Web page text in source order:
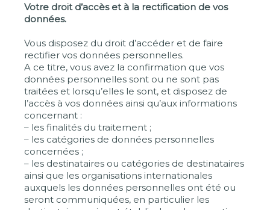
Votre droit d’accès et à la rectification de vos
données.
Vous disposez du droit d’accéder et de faire
rectifier vos données personnelles.
A ce titre, vous avez la confirmation que vos
données personnelles sont ou ne sont pas
traitées et lorsqu’elles le sont, et disposez de
l’accès à vos données ainsi qu’aux informations
concernant :
– les finalités du traitement ;
– les catégories de données personnelles
concernées ;
– les destinataires ou catégories de destinataires
ainsi que les organisations internationales
auxquels les données personnelles ont été ou
seront communiquées, en particulier les